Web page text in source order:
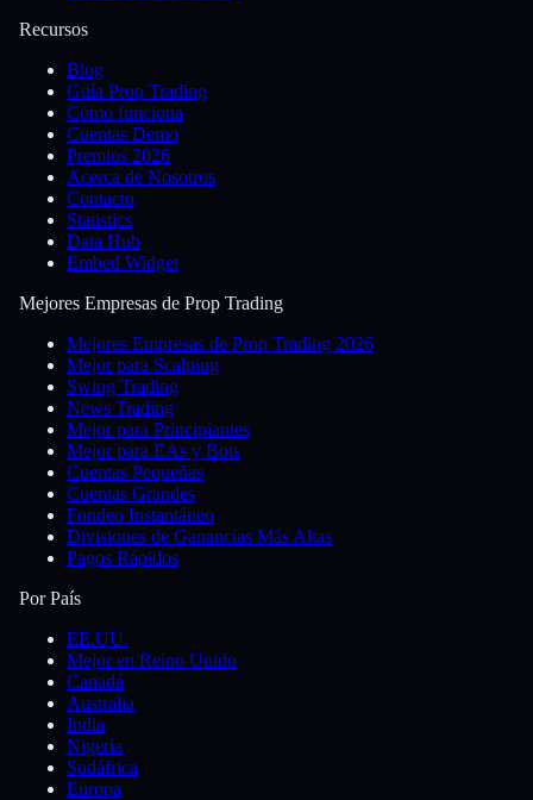
Recursos
Blog
Guía Prop Trading
Cómo funciona
Cuentas Demo
Premios 2026
Acerca de Nosotros
Contacto
Statistics
Data Hub
Embed Widget
Mejores Empresas de Prop Trading
Mejores Empresas de Prop Trading 2026
Mejor para Scalping
Swing Trading
News Trading
Mejor para Principiantes
Mejor para EAs y Bots
Cuentas Pequeñas
Cuentas Grandes
Fondeo Instantáneo
Divisiones de Ganancias Más Altas
Pagos Rápidos
Por País
EE.UU.
Mejor en Reino Unido
Canadá
Australia
India
Nigeria
Sudáfrica
Europa